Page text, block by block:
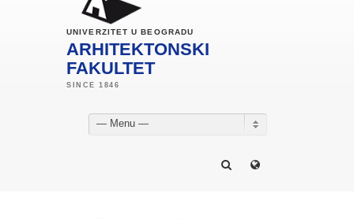
UNIVERZITET U BEOGRADU
ARHITEKTONSKI
FAKULTET
— Menu —